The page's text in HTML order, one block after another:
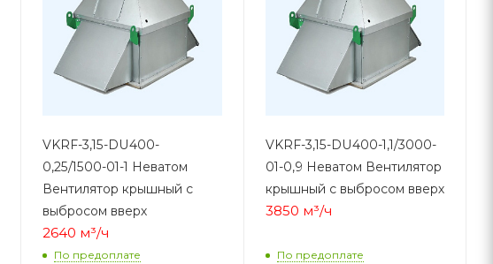
VKRF-3,15-DU400-
0,25/1500-01-1 Неватом
Вентилятор крышный с
выбросом вверх
2640 м³/ч
По предоплате
VKRF-3,15-DU400-1,1/3000-
01-0,9 Неватом Вентилятор
крышный с выбросом вверх
3850 м³/ч
По предоплате